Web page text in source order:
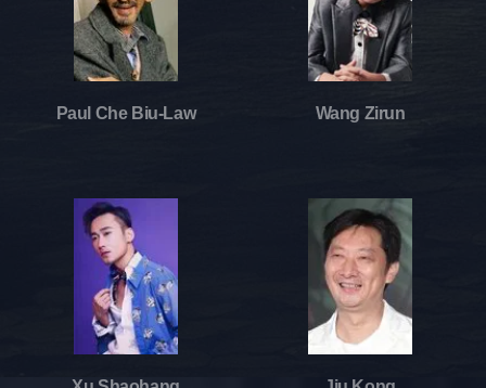
Paul Che Biu-Law Wang Zirun